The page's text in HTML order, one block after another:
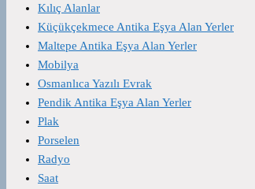
Kılıç Alanlar
Küçükçekmece Antika Eşya Alan Yerler
Maltepe Antika Eşya Alan Yerler
Mobilya
Osmanlıca Yazılı Evrak
Pendik Antika Eşya Alan Yerler
Plak
Porselen
Radyo
Saat